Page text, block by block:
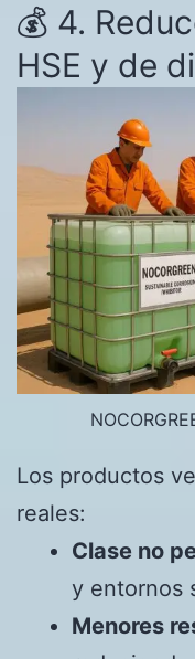
💰 4.
HSE y de
Los productos
reales:
Clase no
y entornos
Menores